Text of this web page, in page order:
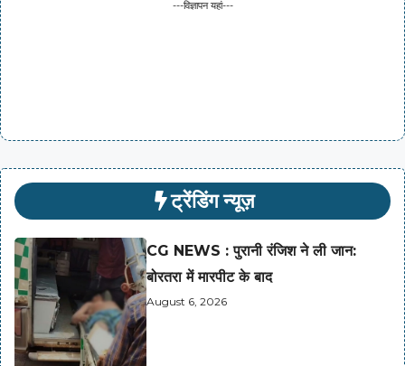
---विज्ञापन यहां---
ट्रेंडिंग न्यूज़
CG NEWS : पुरानी रंजिश ने ली जान:
बोरतरा में मारपीट के बाद
August 6, 2026